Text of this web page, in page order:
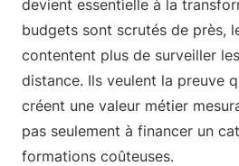
devient essentielle à la
budgets sont scrutés de près,
contentent plus de surveiller
distance. Ils veulent la preuve
créent une valeur métier
pas seulement à financer un
formations coûteuses.